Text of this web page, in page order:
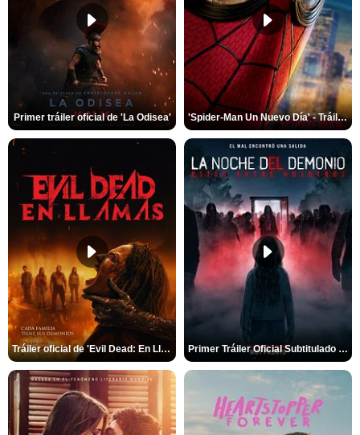
Primer tráiler oficial de 'La Odisea' 'Spider-Man Un Nuevo Día' - Tráiler oficial subtitulado
Tráiler oficial de 'Evil Dead: En Llamas' Primer Tráiler Oficial Subtitulado de 'La Noche Del Demonio: Están Entre Nosotros'